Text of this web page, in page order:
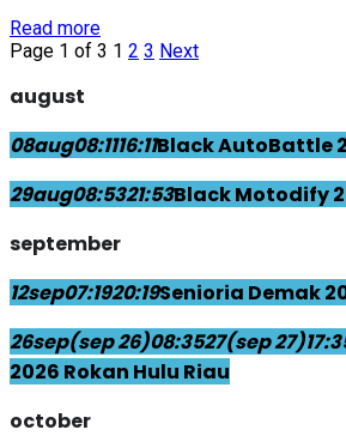
Read more
Page 1 of 3 1 2 3 Next
august
08aug08:1116:11Black AutoBattle
29aug08:5321:53Black Motodify
september
12sep07:1920:19Senioria Demak
26sep(sep 26)08:3527(sep 27)
2026 Rokan Hulu Riau
october